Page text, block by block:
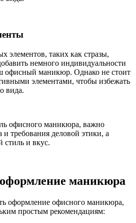
элементов, таких как стразы,
немного индивидуальности
офисный маникюр. Однако не стоит
элементами, чтобы избежать
вида.
офисного маникюра, важно
и требования деловой этики, а
стиль и вкус.
маникюра
оформление офисного маникюра,
простым рекомендациям: